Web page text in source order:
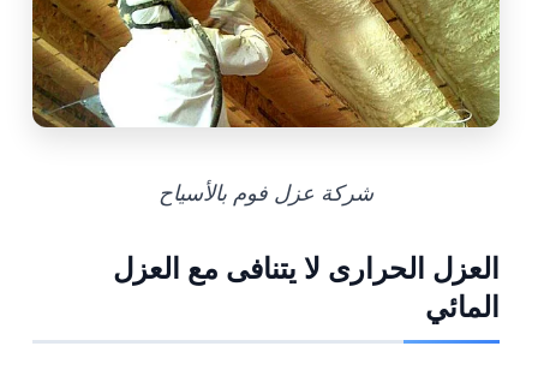
شركة عزل فوم بالأسياح
العزل الحرارى لا يتنافى مع العزل
المائي